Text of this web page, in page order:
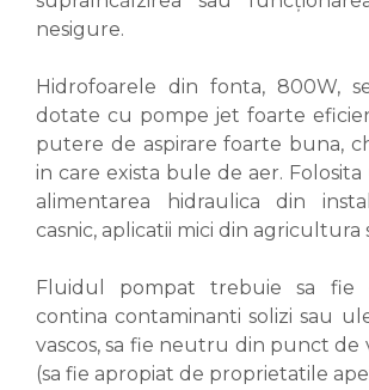
nesigure.
Hidrofoarele din fonta, 800W,
dotate cu pompe jet foarte
putere de aspirare foarte buna,
in care exista bule de aer.
alimentarea hidraulica din
casnic, aplicatii mici din agricultura
Fluidul pompat trebuie sa fie
contina contaminanti solizi sau
vascos, sa fie neutru din punct de
(sa fie apropiat de proprietatile